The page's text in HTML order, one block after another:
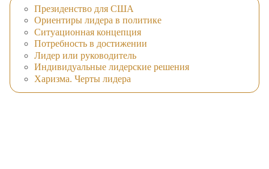
Президенство для США
Ориентиры лидера в политике
Ситуационная концепция
Потребность в достижении
Лидер или руководитель
Индивидуальные лидерские решения
Харизма. Черты лидера